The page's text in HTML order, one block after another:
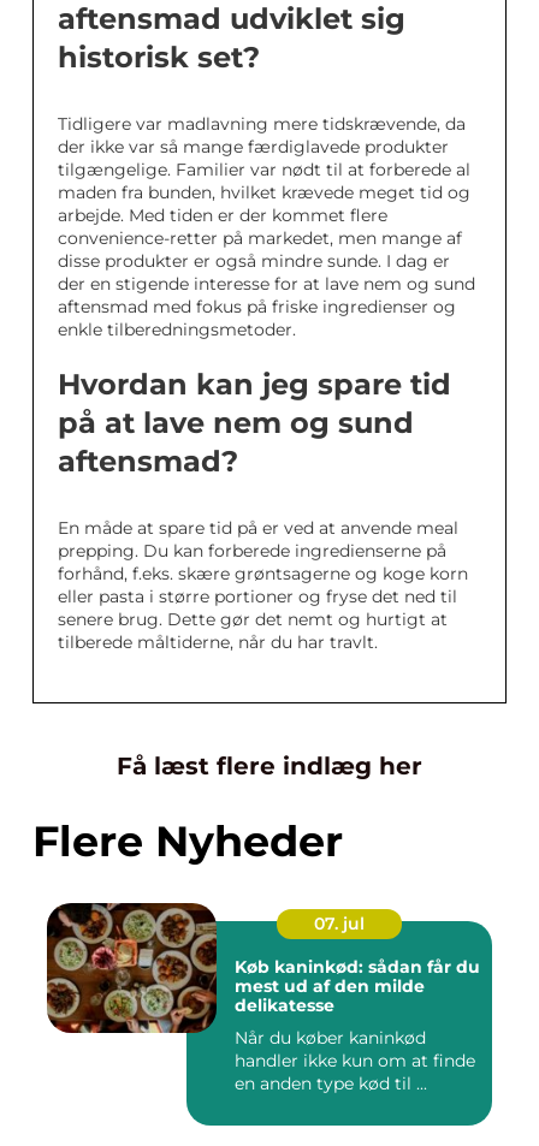
aftensmad udviklet sig
historisk set?
Tidligere var madlavning mere tidskrævende, da
der ikke var så mange færdiglavede produkter
tilgængelige. Familier var nødt til at forberede al
maden fra bunden, hvilket krævede meget tid og
arbejde. Med tiden er der kommet flere
convenience-retter på markedet, men mange af
disse produkter er også mindre sunde. I dag er
der en stigende interesse for at lave nem og sund
aftensmad med fokus på friske ingredienser og
enkle tilberedningsmetoder.
Hvordan kan jeg spare tid
på at lave nem og sund
aftensmad?
En måde at spare tid på er ved at anvende meal
prepping. Du kan forberede ingredienserne på
forhånd, f.eks. skære grøntsagerne og koge korn
eller pasta i større portioner og fryse det ned til
senere brug. Dette gør det nemt og hurtigt at
tilberede måltiderne, når du har travlt.
Få læst flere indlæg her
Flere Nyheder
07. jul
Køb kaninkød: sådan får du
mest ud af den milde
delikatesse
Når du køber kaninkød
handler ikke kun om at finde
en anden type kød til ...